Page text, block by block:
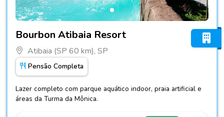
Bourbon Atibaia Resort
Atibaia (SP 60 km), SP
Pensão Completa
Lazer completo com parque aquático indoor, praia artificial e
áreas da Turma da Mônica.